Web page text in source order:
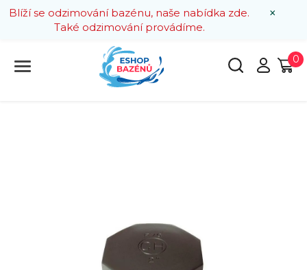
×
Blíží se odzimování bazénu, naše nabídka zde.
Také odzimování provádíme.
0